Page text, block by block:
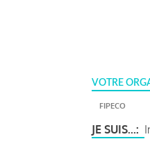
VOTRE
FIPECO
JE SUIS...